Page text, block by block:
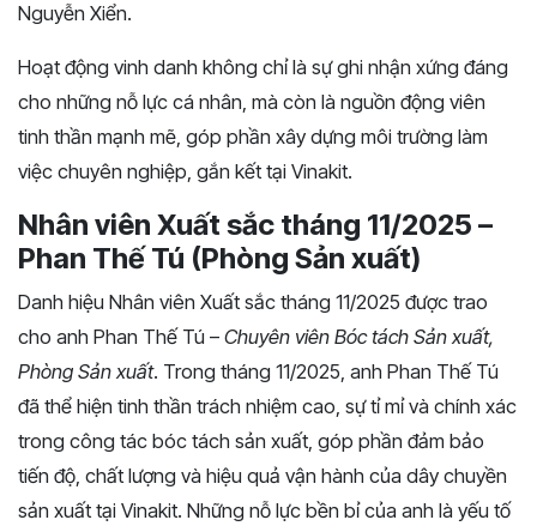
Nguyễn Xiển.
Hoạt động vinh danh không chỉ là sự ghi nhận xứng đáng
cho những nỗ lực cá nhân, mà còn là nguồn động viên
tinh thần mạnh mẽ, góp phần xây dựng môi trường làm
việc chuyên nghiệp, gắn kết tại Vinakit.
Nhân viên Xuất sắc tháng 11/2025 –
Phan Thế Tú (Phòng Sản xuất)
Danh hiệu Nhân viên Xuất sắc tháng 11/2025 được trao
cho anh Phan Thế Tú – Chuyên viên Bóc tách Sản xuất,
Phòng Sản xuất. Trong tháng 11/2025, anh Phan Thế Tú
đã thể hiện tinh thần trách nhiệm cao, sự tỉ mỉ và chính xác
trong công tác bóc tách sản xuất, góp phần đảm bảo
tiến độ, chất lượng và hiệu quả vận hành của dây chuyền
sản xuất tại Vinakit. Những nỗ lực bền bỉ của anh là yếu tố